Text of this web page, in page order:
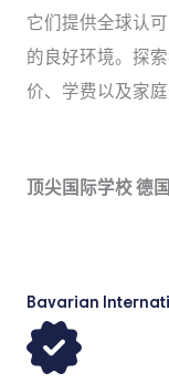
它们提供全球认
的良好环境。探
价、学费以及家
顶尖国际学校 德
Bavarian